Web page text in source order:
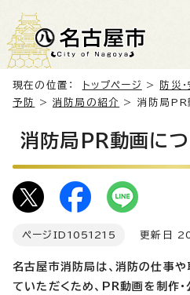
現在の位置： トップページ > 防災
予防
>消防局の紹介 > 消防局PR
消防局PR動画に
ページID 1051215 更新日
名古屋市消防局は、消防の仕事
ていただくため、PR動画を制作・